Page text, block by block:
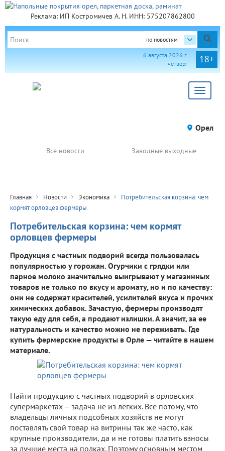
Реклама: ИП Костромичев А. Н. ИНН: 575207862800
по новостям
18+
6 августа 2026 г.
четверг
Toggle
Орел
Все новости Заводные выходные
Главная Новости Экономика
Потребительская корзина: чем
кормят орловцев фермеры
Потребительская корзина: чем кормят
орловцев фермеры
Продукция с частных подворий всегда пользовалась
популярностью у горожан. Огурчики с грядки или
парное молоко значительно выигрывают у магазинных
товаров не только по вкусу и аромату, но и по качеству:
они не содержат красителей, усилителей вкуса и прочих
химических добавок. Зачастую, фермеры производят
такую еду для себя, а продают излишки. А значит, за ее
натуральность и качество можно не переживать. Где
купить фермерские продукты в Орле — читайте в нашем
материале.
Найти продукцию с частных подворий в орловских
супермаркетах – задача не из легких. Все потому, что
владельцы личных подсобных хозяйств не могут
поставлять свой товар на витрины так же часто, как
крупные производители, да и не готовы платить взносы
за лучшие места на полках. Поэтому основным местом